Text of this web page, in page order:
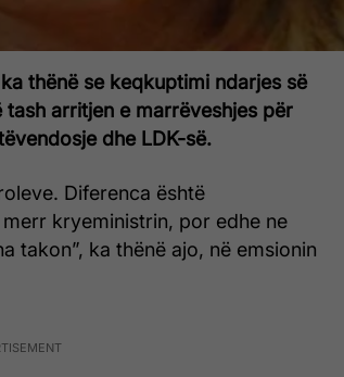
thënë se keqkuptimi ndarjes së
arritjen e marrëveshjes për
dhe LDK-së.
Diferenca është
kryeministrin, por edhe ne
takon”, ka thënë ajo, në emsionin